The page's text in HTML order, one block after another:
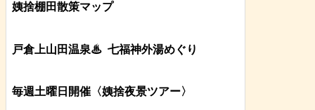
姨捨棚田散策マップ
戸倉上山田温泉♨ 七福神外湯めぐり
毎週土曜日開催〈姨捨夜景ツアー〉